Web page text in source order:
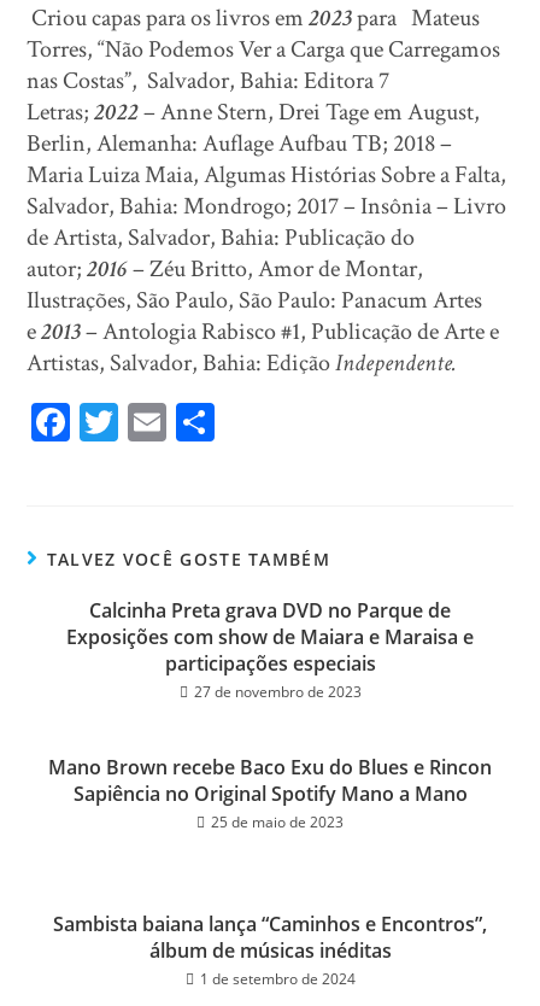
Criou capas para os livros em2023para Mateus
Torres, “Não Podemos Ver a Carga que Carregamos
nas Costas”, Salvador, Bahia: Editora 7
Letras;2022– Anne Stern, Drei Tage em August,
Berlin, Alemanha: Auflage Aufbau TB; 2018 –
Maria Luiza Maia, Algumas Histórias Sobre a Falta,
Salvador, Bahia: Mondrogo; 2017 – Insônia – Livro
de Artista, Salvador, Bahia: Publicação do
autor;2016– Zéu Britto, Amor de Montar,
Ilustrações, São Paulo, São Paulo: Panacum Artes
e2013– Antologia Rabisco #1, Publicação de Arte e
Artistas, Salvador, Bahia: EdiçãoIndependente.
Fa T E
TALVEZ VOCÊ GOSTE TAMBÉM
Calcinha Preta grava DVD no Parque de
Exposições com show de Maiara e Maraisa e
participações especiais
27 de novembro de 2023
Mano Brown recebe Baco Exu do Blues e Rincon
Sapiência no Original Spotify Mano a Mano
25 de maio de 2023
Sambista baiana lança “Caminhos e Encontros”,
álbum de músicas inéditas
1 de setembro de 2024